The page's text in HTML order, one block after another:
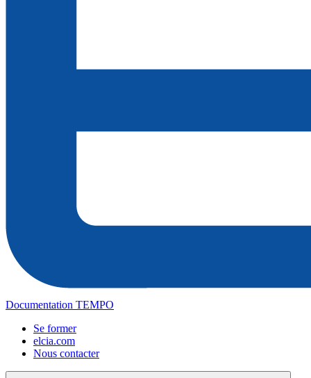
Documentation TEMPO
Se former
elcia.com
Nous contacter